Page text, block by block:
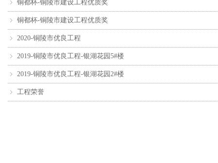
ꁇ 铜都杯-铜陵市建设工程优质奖
ꁇ 铜都杯-铜陵市建设工程优质奖
ꁇ 2020-铜陵市优良工程
ꁇ 2019-铜陵市优良工程-银湖花园5#楼
ꁇ 2019-铜陵市优良工程-银湖花园2#楼
ꁇ 工程荣誉